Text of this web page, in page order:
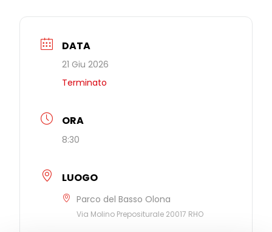
DATA
21 Giu 2026
Terminato
ORA
8:30
LUOGO
Parco del Basso Olona
Via Molino Prepositurale 20017 RHO